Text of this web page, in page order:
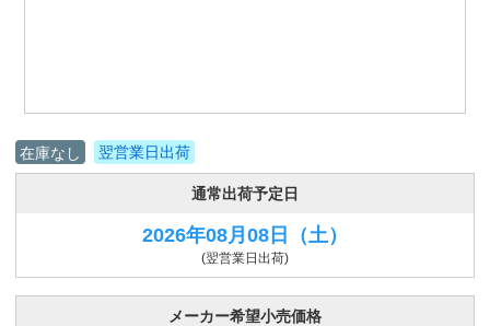
在庫なし 翌営業日出荷
通常出荷予定日
2026年08月08日 （土）
(翌営業日出荷)
メーカー希望小売価格